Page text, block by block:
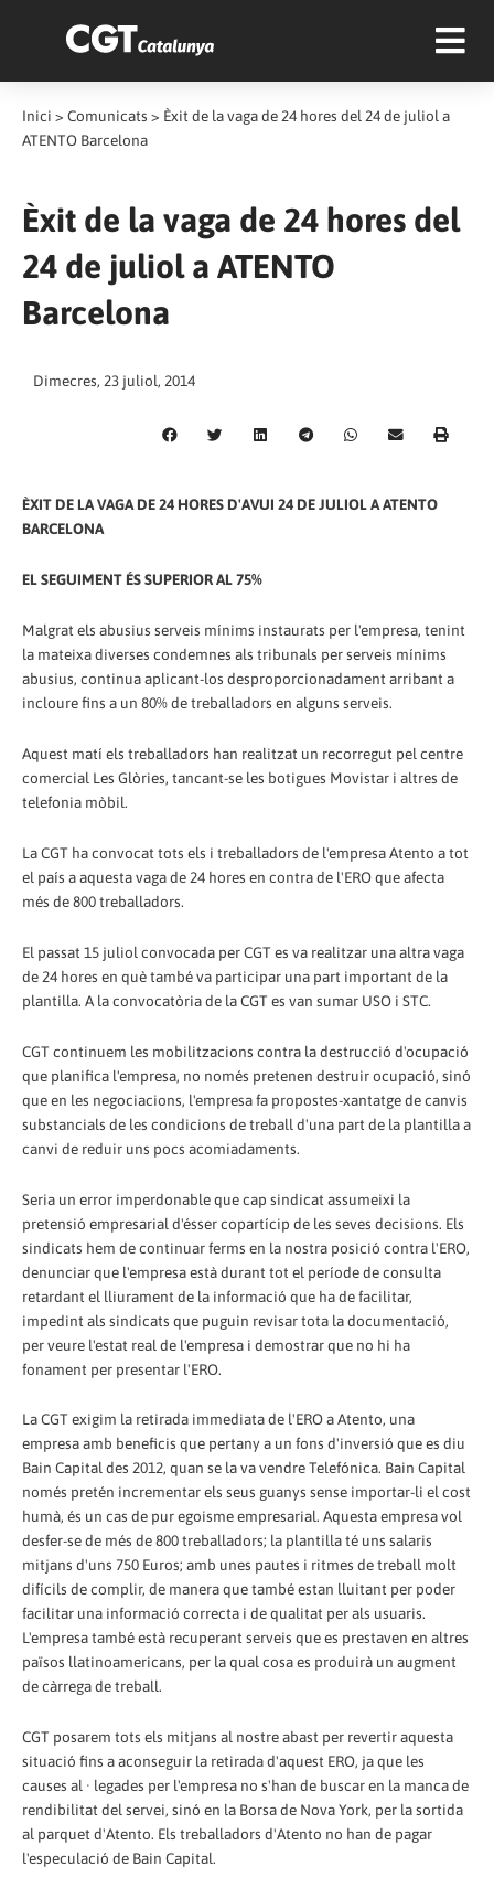
Inici > Comunicats > Èxit de la vaga de 24 hores del 24 de juliol a
ATENTO Barcelona
Èxit de la vaga de 24 hores del
24 de juliol a ATENTO
Barcelona
Dimecres, 23 juliol, 2014
ÈXIT DE LA VAGA DE 24 HORES D'AVUI 24 DE JULIOL A ATENTO
BARCELONA
EL SEGUIMENT ÉS SUPERIOR AL 75%
Malgrat els abusius serveis mínims instaurats per l'empresa, tenint
la mateixa diverses condemnes als tribunals per serveis mínims
abusius, continua aplicant-los desproporcionadament arribant a
incloure fins a un 80% de treballadors en alguns serveis.
Aquest matí els treballadors han realitzat un recorregut pel centre
comercial Les Glòries, tancant-se les botigues Movistar i altres de
telefonia mòbil.
La CGT ha convocat tots els i treballadors de l'empresa Atento a tot
el país a aquesta vaga de 24 hores en contra de l'ERO que afecta
més de 800 treballadors.
El passat 15 juliol convocada per CGT es va realitzar una altra vaga
de 24 hores en què també va participar una part important de la
plantilla. A la convocatòria de la CGT es van sumar USO i STC.
CGT continuem les mobilitzacions contra la destrucció d'ocupació
que planifica l'empresa, no només pretenen destruir ocupació, sinó
que en les negociacions, l'empresa fa propostes-xantatge de canvis
substancials de les condicions de treball d'una part de la plantilla a
canvi de reduir uns pocs acomiadaments.
Seria un error imperdonable que cap sindicat assumeixi la
pretensió empresarial d'ésser copartícip de les seves decisions. Els
sindicats hem de continuar ferms en la nostra posició contra l'ERO,
denunciar que l'empresa està durant tot el període de consulta
retardant el lliurament de la informació que ha de facilitar,
impedint als sindicats que puguin revisar tota la documentació,
per veure l'estat real de l'empresa i demostrar que no hi ha
fonament per presentar l'ERO.
La CGT exigim la retirada immediata de l'ERO a Atento, una
empresa amb beneficis que pertany a un fons d'inversió que es diu
Bain Capital des 2012, quan se la va vendre Telefónica. Bain Capital
només pretén incrementar els seus guanys sense importar-li el cost
humà, és un cas de pur egoisme empresarial. Aquesta empresa vol
desfer-se de més de 800 treballadors; la plantilla té uns salaris
mitjans d'uns 750 Euros; amb unes pautes i ritmes de treball molt
difícils de complir, de manera que també estan lluitant per poder
facilitar una informació correcta i de qualitat per als usuaris.
L'empresa també està recuperant serveis que es prestaven en altres
països llatinoamericans, per la qual cosa es produirà un augment
de càrrega de treball.
CGT posarem tots els mitjans al nostre abast per revertir aquesta
situació fins a aconseguir la retirada d'aquest ERO, ja que les
causes al · legades per l'empresa no s'han de buscar en la manca de
rendibilitat del servei, sinó en la Borsa de Nova York, per la sortida
al parquet d'Atento. Els treballadors d'Atento no han de pagar
l'especulació de Bain Capital.